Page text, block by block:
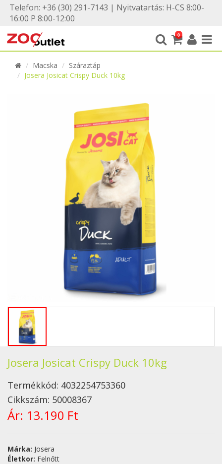
Telefon: +36 (30) 291-7143 | Nyitvatartás: H-CS 8:00-
16:00 P 8:00-12:00
0
Macska
Száraztáp
Josera Josicat Crispy Duck 10kg
Josera Josicat Crispy Duck 10kg
Termékkód: 4032254753360
Cikkszám: 50008367
Ár: 13.190 Ft
Márka: Josera
Életkor: Felnőtt